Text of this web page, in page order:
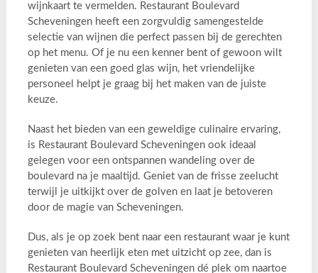
wijnkaart te vermelden. Restaurant Boulevard
Scheveningen heeft een zorgvuldig samengestelde
selectie van wijnen die perfect passen bij de gerechten
op het menu. Of je nu een kenner bent of gewoon wilt
genieten van een goed glas wijn, het vriendelijke
personeel helpt je graag bij het maken van de juiste
keuze.
Naast het bieden van een geweldige culinaire ervaring,
is Restaurant Boulevard Scheveningen ook ideaal
gelegen voor een ontspannen wandeling over de
boulevard na je maaltijd. Geniet van de frisse zeelucht
terwijl je uitkijkt over de golven en laat je betoveren
door de magie van Scheveningen.
Dus, als je op zoek bent naar een restaurant waar je kunt
genieten van heerlijk eten met uitzicht op zee, dan is
Restaurant Boulevard Scheveningen dé plek om naartoe